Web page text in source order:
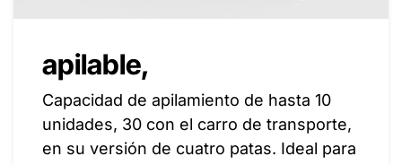
apilable,
Capacidad de apilamiento de hasta 10
unidades, 30 con el carro de transporte,
en su versión de cuatro patas. Ideal para